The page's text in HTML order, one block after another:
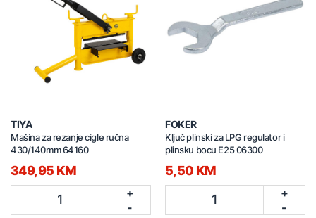
TIYA
Mašina za rezanje cigle ručna
430/140mm 64160
349,95 KM
1
+
-
FOKER
Ključ plinski za LPG regulator i
plinsku bocu E25 06300
5,50 KM
1
+
-